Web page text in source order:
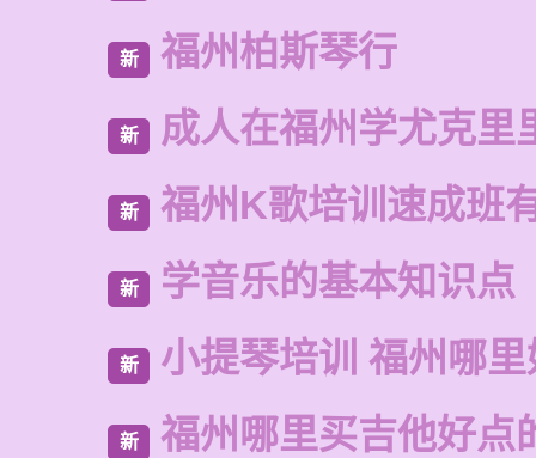
新 福州柏斯琴行
新 成人在福州学尤克里
新 福州K歌培训速成班
新 学音乐的基本知识点
新 小提琴培训 福州哪
新 福州哪里买吉他好点